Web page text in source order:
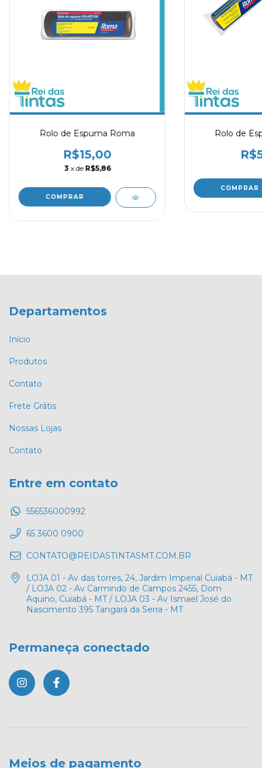
Rolo de Espuma Roma
R$15,00
3 x de R$5,86
COMPRAR
Rolo de
COMPRAR
Departamentos
Início
Produtos
Contato
Frete Grátis
Nossas Lojas
Contato
Entre em contato
556536000992
65 3600 0900
CONTATO@REIDASTINTASMT.COM.BR
LOJA 01 - Av das torres, 24, Jardim Imperial Cuiabá - MT
/ LOJA 02 - Av Carmindo de Campos 2455, Dom
Aquino, Cuiabá - MT / LOJA 03 - Av Ismael José do
Nascimento 395 Tangará da Serra - MT
Permaneça conectado
Meios de pagamento